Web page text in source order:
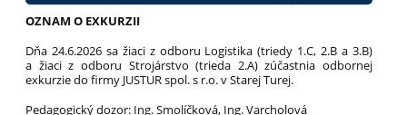
OZNAM O EXKURZII
Dňa 24.6.2026 sa žiaci z odboru Logistika (triedy 1.C, 2.B a 3.B)
a žiaci z odboru Strojárstvo (trieda 2.A) zúčastnia odbornej
exkurzie do firmy JUSTUR spol. s r.o. v Starej Turej.
Pedagogický dozor: Ing. Smolíčková, Ing. Varcholová